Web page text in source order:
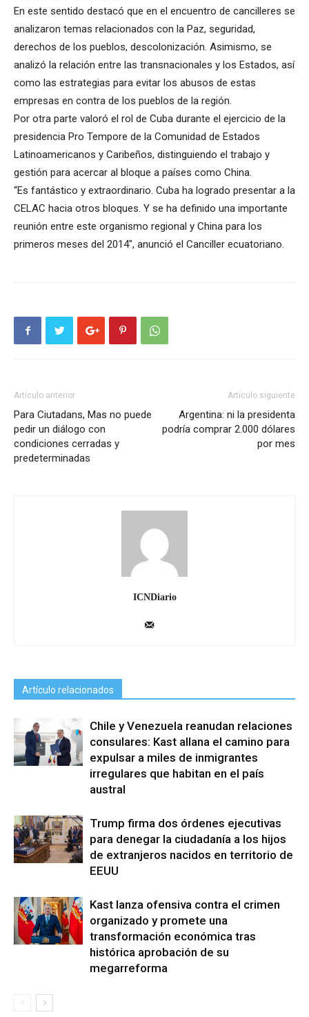
En este sentido destacó que en el encuentro de cancilleres se
analizaron temas relacionados con la Paz, seguridad,
derechos de los pueblos, descolonización. Asimismo, se
analizó la relación entre las transnacionales y los Estados, así
como las estrategias para evitar los abusos de estas
empresas en contra de los pueblos de la región.
Por otra parte valoró el rol de Cuba durante el ejercicio de la
presidencia Pro Tempore de la Comunidad de Estados
Latinoamericanos y Caribeños, distinguiendo el trabajo y
gestión para acercar al bloque a países como China.
“Es fantástico y extraordinario. Cuba ha logrado presentar a la
CELAC hacia otros bloques. Y se ha definido una importante
reunión entre este organismo regional y China para los
primeros meses del 2014″, anunció el Canciller ecuatoriano.
Artículo anterior
Para Ciutadans, Mas no puede
pedir un diálogo con
condiciones cerradas y
predeterminadas
Artículo siguiente
Argentina: ni la presidenta
podría comprar 2.000 dólares
por mes
ICNDiario
Artículo relacionados
Chile y Venezuela reanudan relaciones
consulares: Kast allana el camino para
expulsar a miles de inmigrantes
irregulares que habitan en el país
austral
Trump firma dos órdenes ejecutivas
para denegar la ciudadanía a los hijos
de extranjeros nacidos en territorio de
EEUU
Kast lanza ofensiva contra el crimen
organizado y promete una
transformación económica tras
histórica aprobación de su
megarreforma